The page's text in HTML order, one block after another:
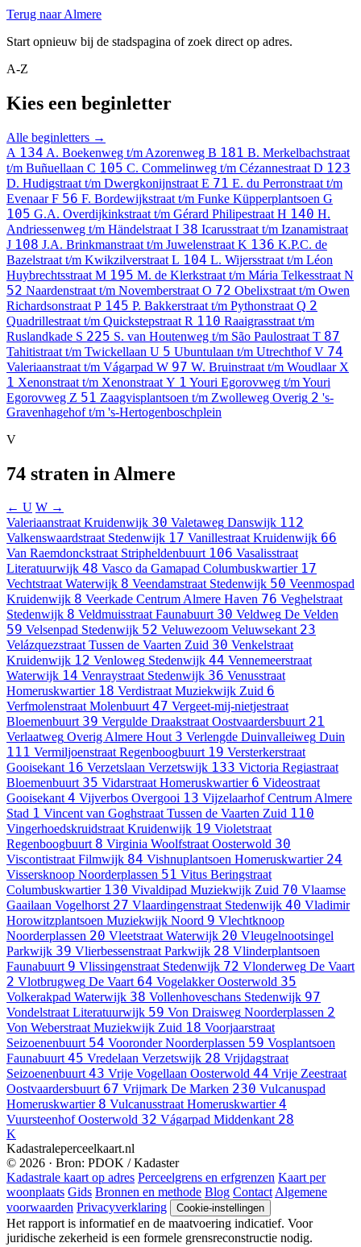
Terug naar Almere
Start opnieuw bij de stadspagina of zoek direct op adres.
A-Z
Kies een beginletter
Alle beginletters →
A 134 A. Boekenweg t/m Azorenweg B 181 B. Merkelbachstraat
t/m Buñuellaan C 105 C. Commelinweg t/m Cézannestraat D 123
D. Hudigstraat t/m Dwergkonijnstraat E 71 E. du Perronstraat t/m
EvenaarF 56 F. Bordewijkstraat t/m Funke Küpperplantsoen G
105 G.A. Overdijkinkstraat t/m Gérard Philipestraat H 140 H.
Andriessenweg t/m Händelstraat I 38 Icarusstraat t/m Izanamistraat
J 108 J.A. Brinkmanstraat t/m Juwelenstraat K 136 K.P.C. de
Bazelstraat t/m Kwikzilverstraat L 104 L. Wijersstraat t/m Léon
Huybrechtsstraat M 195 M. de Klerkstraat t/m Mária Telkesstraat N
52 Naardenstraat t/m Novemberstraat O 72 Obelixstraat t/m Owen
Richardsonstraat P 145 P. Bakkerstraat t/m Pythonstraat Q 2
Quadrillestraat t/m Quickstepstraat R 110 Raaigrasstraat t/m
Ruslandkade S 225 S. van Houtenweg t/m São Paulostraat T 87
Tahitistraat t/m Twickellaan U 5 Ubuntulaan t/m UtrechthofV 74
Valeriaanstraat t/m Vágarpad W 97 W. Bruinstraat t/m Woudlaar X
1 Xenonstraat t/m Xenonstraat Y 1 Youri Egorovweg t/m Youri
Egorovweg Z 51 Zaagvisplantsoen t/m Zwolleweg Overig 2 's-
Gravenhagehof t/m 's-Hertogenboschplein
V
74 straten in Almere
← U W →
Valeriaanstraat Kruidenwijk 30 Valetaweg Danswijk 112
Valkenswaardstraat Stedenwijk 17 Vanillestraat Kruidenwijk 66
Van Raemdonckstraat Stripheldenbuurt 106 Vasalisstraat
Literatuurwijk 48 Vasco da Gamapad Columbuskwartier 17
Vechtstraat Waterwijk 8 Veendamstraat Stedenwijk 50 Veenmospad
Kruidenwijk 8 Veerkade Centrum Almere Haven 76 Veghelstraat
Stedenwijk 8 Veldmuisstraat Faunabuurt 30 Veldweg De Velden
59 Velsenpad Stedenwijk 52 Veluwezoom Veluwsekant 23
Velázquezstraat Tussen de Vaarten Zuid 30 Venkelstraat
Kruidenwijk 12 Venloweg Stedenwijk 44 Vennemeerstraat
Waterwijk 14 Venraystraat Stedenwijk 36 Venusstraat
Homeruskwartier 18 Verdistraat Muziekwijk Zuid 6
Verfmolenstraat Molenbuurt 47 Vergeet-mij-nietjestraat
Bloemenbuurt 39 Vergulde Draakstraat Oostvaardersbuurt 21
Verlaatweg Overig Almere Hout 3 Verlengde Duinvalleiweg Duin
111 Vermiljoenstraat Regenboogbuurt 19 Versterkerstraat
Gooisekant 16 Verzetslaan Verzetswijk 133 Victoria Regiastraat
Bloemenbuurt 35 Vidarstraat Homeruskwartier 6 Videostraat
Gooisekant 4 Vijverbos Overgooi 13 Vijzelaarhof Centrum Almere
Stad 1 Vincent van Goghstraat Tussen de Vaarten Zuid 110
Vingerhoedskruidstraat Kruidenwijk 19 Violetstraat
Regenboogbuurt 8 Virginia Woolfstraat Oosterwold 30
Viscontistraat Filmwijk 84 Vishnuplantsoen Homeruskwartier 24
Vissersknoop Noorderplassen 51 Vitus Beringstraat
Columbuskwartier 130 Vivaldipad Muziekwijk Zuid 70 Vlaamse
Gaailaan Vogelhorst 27 Vlaardingenstraat Stedenwijk 40 Vladimir
Horowitzplantsoen Muziekwijk Noord 9 Vlechtknoop
Noorderplassen 20 Vleetstraat Waterwijk 20 Vleugelnootsingel
Parkwijk 39 Vlierbessenstraat Parkwijk 28 Vlinderplantsoen
Faunabuurt 9 Vlissingenstraat Stedenwijk 72 Vlonderweg De Vaart
2 Vlotbrugweg De Vaart 64 Vogelakker Oosterwold 35
Volkerakpad Waterwijk 38 Vollenhoveschans Stedenwijk 97
Vondelstraat Literatuurwijk 59 Von Draisweg Noorderplassen 2
Von Weberstraat Muziekwijk Zuid 18 Voorjaarstraat
Seizoenenbuurt 54 Vooronder Noorderplassen 59 Vosplantsoen
Faunabuurt 45 Vredelaan Verzetswijk 28 Vrijdagstraat
Seizoenenbuurt 43 Vrije Vogellaan Oosterwold 44 Vrije Zeestraat
Oostvaardersbuurt 67 Vrijmark De Marken 230 Vulcanuspad
Homeruskwartier 8 Vulcanusstraat Homeruskwartier 4
Vuursteenhof Oosterwold 32 Vágarpad Middenkant 28
K
Kadastraleperceelkaart.nl
© 2026 · Bron: PDOK / Kadaster
Kadastrale kaart op adres Perceelgrens en erfgrenzen Kaart per
woonplaats Gids Bronnen en methode Blog ContactAlgemene
voorwaarden Privacyverklaring Cookie-instellingen
Het rapport is informatief en de maatvoering indicatief. Voor
juridische zekerheid is een formele grensreconstructie nodig.